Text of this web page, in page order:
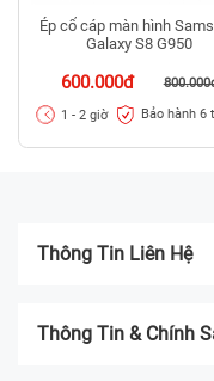
Ép cổ cáp màn hình
Galaxy S8 G950
600.000đ
1 - 2 giờ Bảo hành 6
Thông Tin Liên Hệ
Thông Tin & Chính